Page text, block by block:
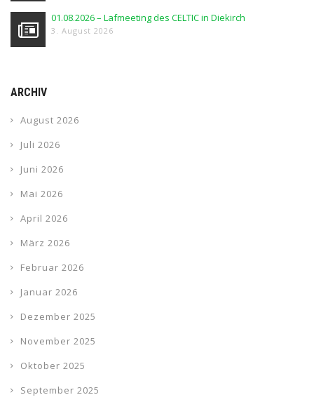
01.08.2026 – Lafmeeting des CELTIC in Diekirch
3. August 2026
ARCHIV
August 2026
Juli 2026
Juni 2026
Mai 2026
April 2026
März 2026
Februar 2026
Januar 2026
Dezember 2025
November 2025
Oktober 2025
September 2025